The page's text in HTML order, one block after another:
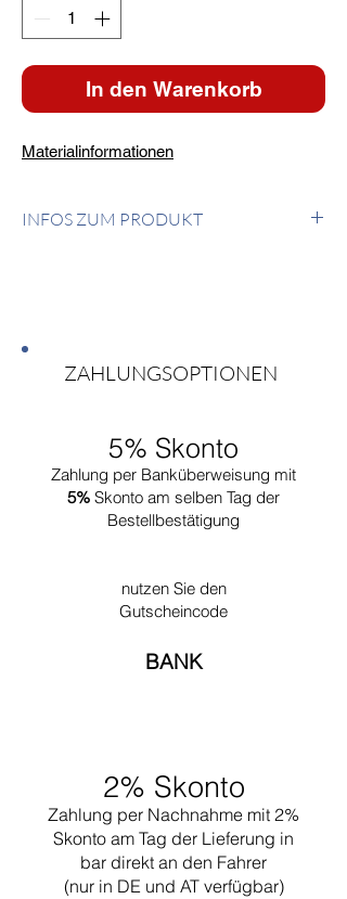
In den Warenkorb
Materialinformationen
INFOS ZUM PRODUKT
ZAHLUNGSOPTIONEN
5% Skonto
Zahlung per Banküberweisung mit
5% Skonto am selben Tag der
Bestellbestätigung
nutzen Sie den
Gutscheincode
BANK
2% Skonto
Zahlung per Nachnahme mit 2%
Skonto am Tag der Lieferung in
bar direkt an den Fahrer
(nur in DE und AT verfügbar)